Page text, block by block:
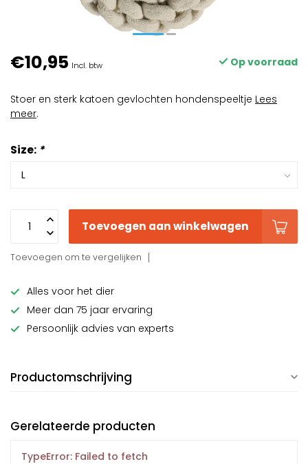
€10,95 Incl. btw Op voorraad
Stoer en sterk katoen gevlochten hondenspeeltje Lees
meer.
Size: *
Toevoegen aan winkelwagen
Toevoegen om te vergelijken
Alles voor het dier
Meer dan 75 jaar ervaring
Persoonlijk advies van experts
Productomschrijving
Gerelateerde producten
TypeError: Failed to fetch